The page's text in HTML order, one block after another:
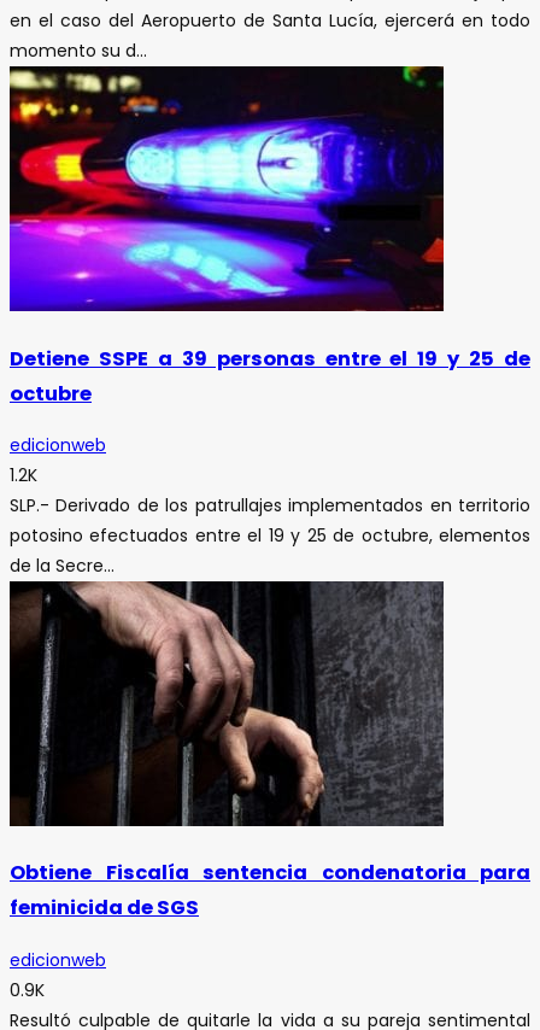
en el caso del Aeropuerto de Santa Lucía, ejercerá en todo
momento su d...
Detiene SSPE a 39 personas entre el 19 y 25 de
octubre
edicionweb
1.2K
SLP.- Derivado de los patrullajes implementados en territorio
potosino efectuados entre el 19 y 25 de octubre, elementos
de la Secre...
Obtiene Fiscalía sentencia condenatoria para
feminicida de SGS
edicionweb
0.9K
Resultó culpable de quitarle la vida a su pareja sentimental